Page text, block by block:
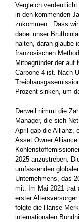
Vergleich
in den kommenden
zukommen. „Dass
dabei unser
halten, daran glaube
französischen
Mitbegründer der auf
Carbone 4 ist. Nach
Prozent sinken, um
Derweil nimmt die
Manager, die sich
April gab die Allianz,
Asset Owner
2025 anzustreben.
umfassenden
Unternehmens, das
mit. Im Mai 2021 trat
erster
folgte die Hanse-
internationalen